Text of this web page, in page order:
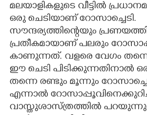
CARTOONS
LITERATURE
ZOOM
CONTACT US
മലയാളികളുടെ വീട്ടിൽ
ഒരു ചെടിയാണ് റോസാച്ചെടി.
സൗന്ദര്യത്തിന്റെയും
പ്രതീകമായാണ് പലരും
കാണുന്നത്. വളരെ വേഗം
ഈ ചെടി പിടിക്കുന്നതിനാൽ ഒരു
തന്നെ രണ്ടും മൂന്നും
എന്നാൽ
വാസ്തുശാസ്ത്രത്തിൽ